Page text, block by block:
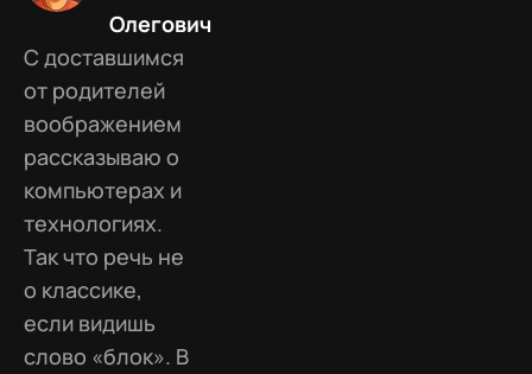
Олегович
С доставшимся
от родителей
воображением
рассказываю о
компьютерах и
технологиях.
Так что речь не
о классике,
если видишь
слово «блок». В